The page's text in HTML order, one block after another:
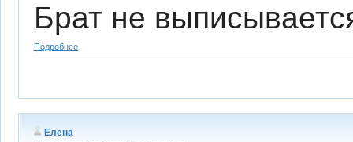
Брат не
Подробнее
Елена